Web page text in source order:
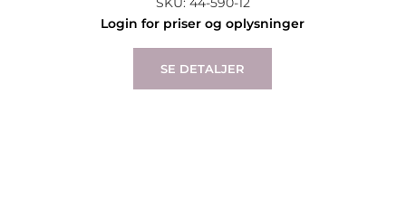
Login for priser og oplysninger
SE DETALJER